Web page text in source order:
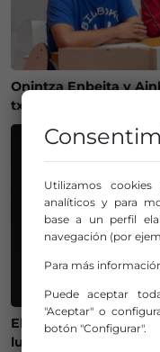
Onintza Enbeita y
txupinera de Aste
El Gobierno lanza un
lugar donde ver el
Utilizamos
analíticos y para
base a un perfil
navegación (por
Para más
Puede aceptar
"Aceptar" o
botón "Configurar".